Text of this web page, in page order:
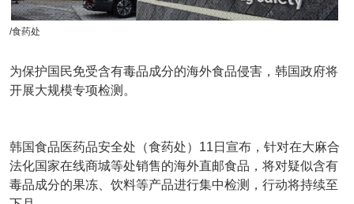
/食药处
为保护国民免受含有毒品成分的海外食品侵害，韩国政府将
开展大规模专项检测。
韩国食品医药品安全处（食药处）11日宣布，针对在大麻合
法化国家在线商城等处销售的海外直邮食品，将对疑似含有
毒品成分的果冻、饮料等产品进行集中检测，行动将持续至